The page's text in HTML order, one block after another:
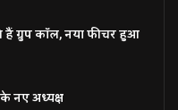
ग्रुप कॉल, नया फीचर हुआ
नए अध्यक्ष